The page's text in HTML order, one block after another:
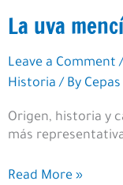
La uva
Leave a Comment /
Historia / By
Origen, historia y
más
La
Read More »